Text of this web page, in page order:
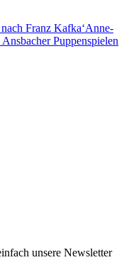
Franz Kafka‘Anne-
Puppenspielen
unsere Newsletter